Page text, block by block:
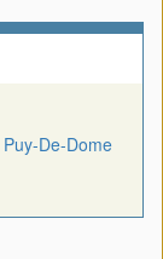
Puy-De-Dome